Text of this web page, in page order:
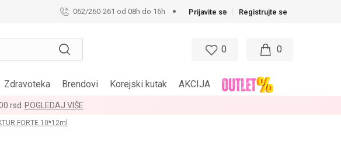
Prijavite se Registrujte se
062/260-261 od 08h do 16h
0
0
Zdravoteka Brendovi Korejski kutak AKCIJA
rsd POGLEDAJ VIŠE
FORTE 10*12ml